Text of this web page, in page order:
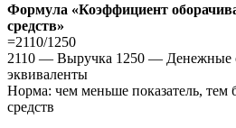
Формула «Коэффициент
средств»
=2110/1250
2110 — Выручка 1250 — Денежные
эквиваленты
Норма: чем меньше показатель, тем
средств